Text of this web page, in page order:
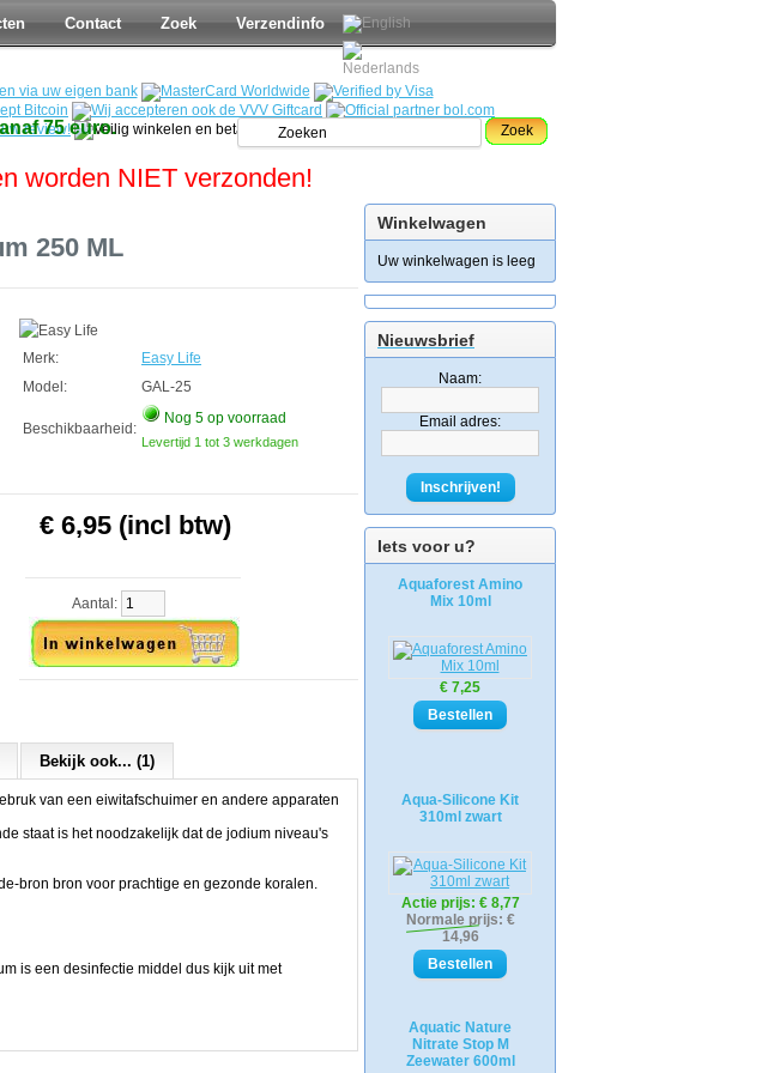
Contact Zoek Verzendinfo
75 euro. Zoek
worden NIET verzonden!
Winkelwagen
Uw winkelwagen is leeg
Nieuwsbrief
Naam:
Email adres:
Inschrijven!
Iets voor u?
Aquaforest Amino
Mix 10ml
€ 7,25
Aqua-Silicone Kit
310ml zwart
Actie prijs: € 8,77
Normale prijs: €
14,96
Aquatic Nature
Nitrate Stop M
Zeewater 600ml
250 ML
Merk:
Easy Life
Model:
GAL-25
Beschikbaarheid:
Nog 5 op voorraad
Levertijd 1 tot 3 werkdagen
€ 6,95 (incl btw)
Aantal:
Bekijk ook... (1)
van een eiwitafschuimer en andere apparaten
staat is het noodzakelijk dat de jodium niveau's
bron bron voor prachtige en gezonde koralen.
is een desinfectie middel dus kijk uit met